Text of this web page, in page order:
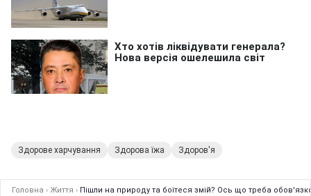
Здорове харчування Здорова їжа Здоров'я
Головна › Життя › Пішли на природу та боїтеся змій? Ось що треба